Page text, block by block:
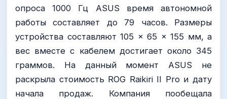
опроса 1000 Гц ASUS время автономной
работы составляет до 79 часов. Размеры
устройства составляют 105 × 65 × 155 мм, а
вес вместе с кабелем достигает около 345
граммов. На данный момент ASUS не
раскрыла стоимость ROG Raikiri II Pro и дату
начала продаж. Компания пообещала